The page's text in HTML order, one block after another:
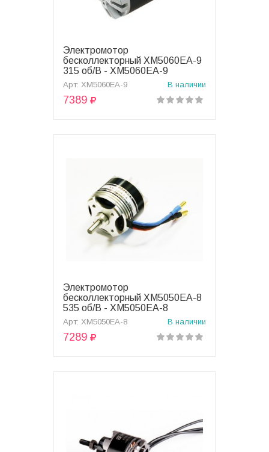
В корзину
Электромотор
бесколлекторный XM5060EA-9
315 об/В - XM5060EA-9
Арт: XM5060EA-9 В наличии
7389
В корзину
Электромотор
бесколлекторный XM5050EA-8
535 об/В - XM5050EA-8
Арт: XM5050EA-8 В наличии
7289